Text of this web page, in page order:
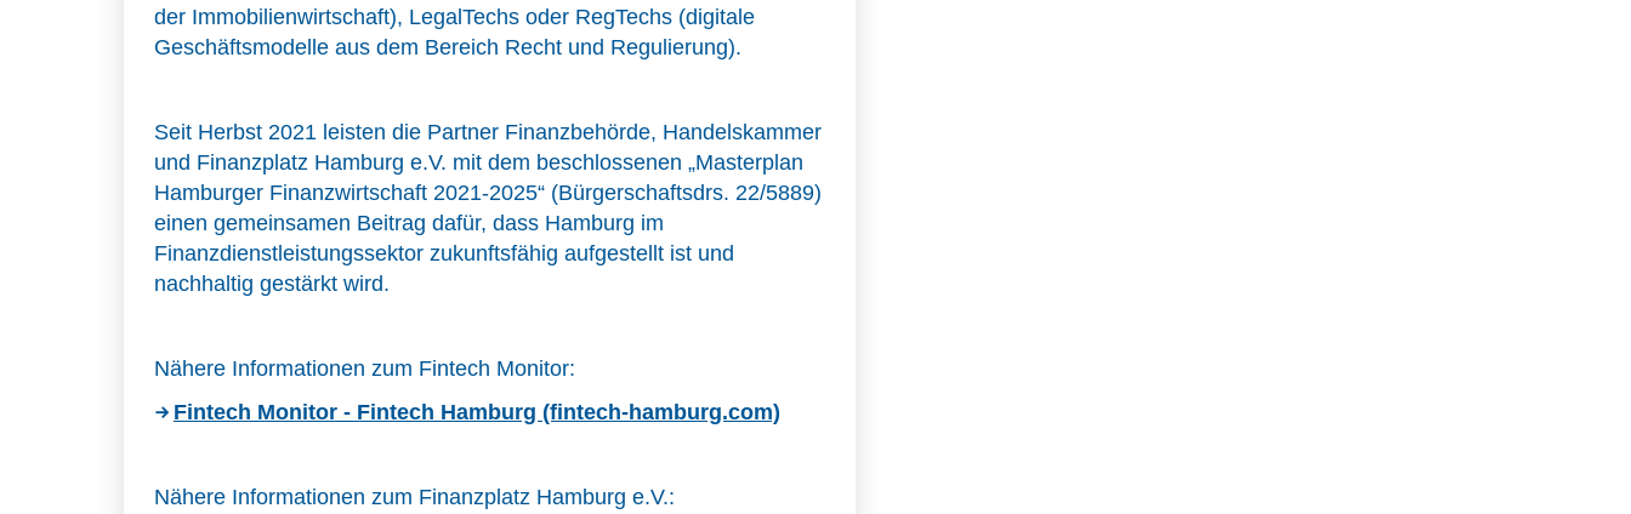
der Immobilienwirtschaft), LegalTechs oder RegTechs (digitale
Geschäftsmodelle aus dem Bereich Recht und Regulierung).
Seit Herbst 2021 leisten die Partner Finanzbehörde, Handelskammer
und Finanzplatz Hamburg e.V. mit dem beschlossenen „Masterplan
Hamburger Finanzwirtschaft 2021-2025“ (Bürgerschaftsdrs. 22/5889)
einen gemeinsamen Beitrag dafür, dass Hamburg im
Finanzdienstleistungssektor zukunftsfähig aufgestellt ist und
nachhaltig gestärkt wird.
Nähere Informationen zum Fintech Monitor:
Fintech Monitor - Fintech Hamburg (fintech-hamburg.com)
Nähere Informationen zum Finanzplatz Hamburg e.V.: